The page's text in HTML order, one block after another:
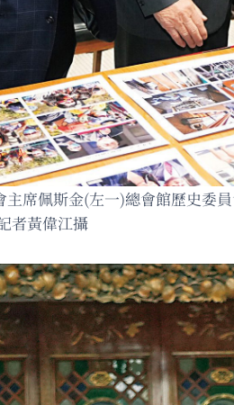
席佩斯金(左一)總會館歷史委
者黃偉江攝